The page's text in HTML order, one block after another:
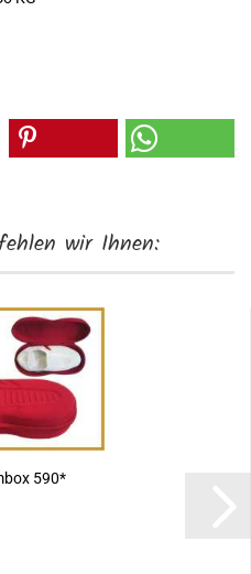
wir Ihnen:
590*